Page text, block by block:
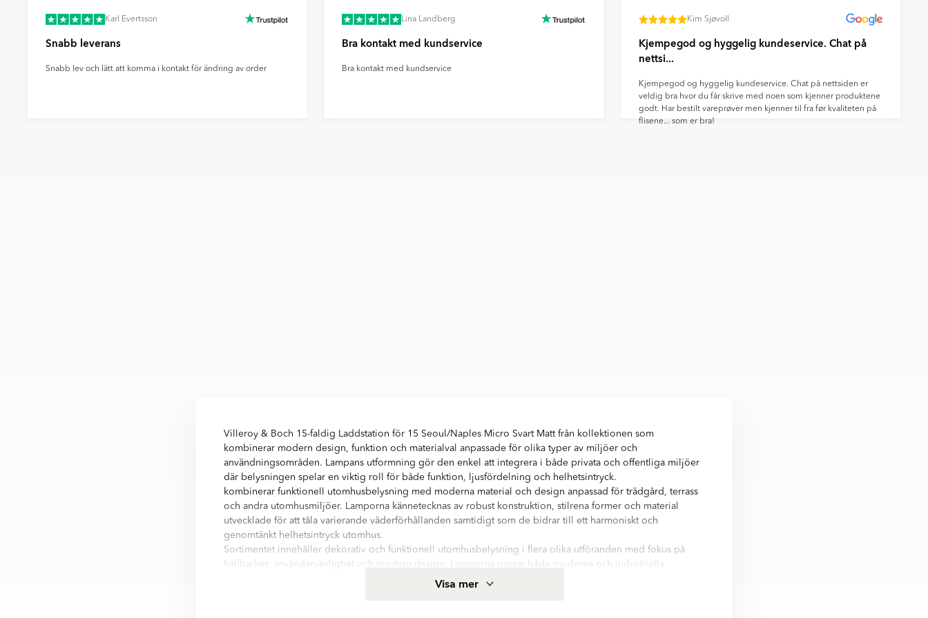
Karl Evertsson
Snabb leverans
Snabb lev och lätt att komma i kontakt för ändring av order
Lina Landberg
Bra kontakt med kundservice
Bra kontakt med kundservice
Kim Sjøvoll
Kjempegod og hyggelig kundeservice. Chat på
nettsi...
Kjempegod og hyggelig kundeservice. Chat på nettsiden er
veldig bra hvor du får skrive med noen som kjenner produktene
godt. Har bestilt vareprøver men kjenner til fra før kvaliteten på
flisene... som er bra!
Villeroy & Boch 15-faldig Laddstation för 15 Seoul/Naples Micro Svart Matt från kollektionen som
kombinerar modern design, funktion och materialval anpassade för olika typer av miljöer och
användningsområden. Lampans utformning gör den enkel att integrera i både privata och offentliga miljöer
där belysningen spelar en viktig roll för både funktion, ljusfördelning och helhetsintryck.
kombinerar funktionell utomhusbelysning med moderna material och design anpassad för trädgård, terrass
och andra utomhusmiljöer. Lamporna kännetecknas av robust konstruktion, stilrena former och material
utvecklade för att tåla varierande väderförhållanden samtidigt som de bidrar till ett harmoniskt och
genomtänkt helhetsintryck utomhus.
Sortimentet innehåller dekorativ och funktionell utomhusbelysning i flera olika utföranden med fokus på
hållbarhet, användarvänlighet och modern design. Lamporna passar både moderna och industriella
utomhusmiljöer där belysningen hjälper till att skapa en mer inbjudande och stämningsfull atmosfär runt
Visa mer